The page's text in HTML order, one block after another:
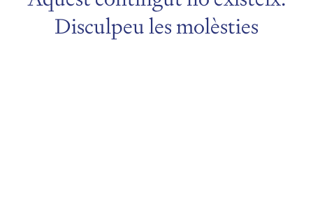
Disculpeu les molèsties